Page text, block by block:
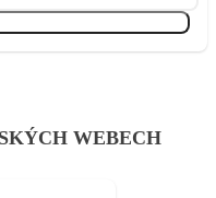
WEBECH